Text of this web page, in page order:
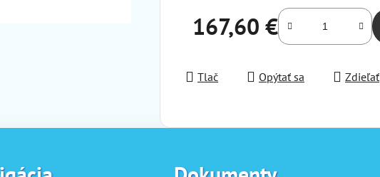
167,60 €
Tlač Opýtať sa Zdieľať